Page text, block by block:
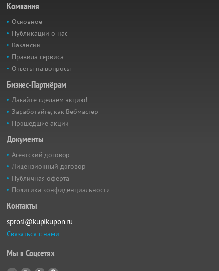
Компания
Основное
Публикации о нас
Вакансии
Правила сервиса
Ответы на вопросы
Бизнес-Партнёрам
Давайте сделаем акцию!
Заработайте, как Вебмастер
Прошедшие акции
Документы
Агентский договор
Лицензионный договор
Публичная оферта
Политика конфиденциальности
Контакты
sprosi@kupikupon.ru
Связаться с нами
Мы в Соцсетях